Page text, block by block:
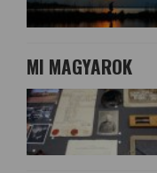
MI MAGYAROK